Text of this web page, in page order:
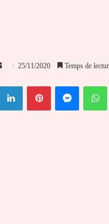
Envoyer
courriel
25/11/2020 Temps de
LinkedinPinterest